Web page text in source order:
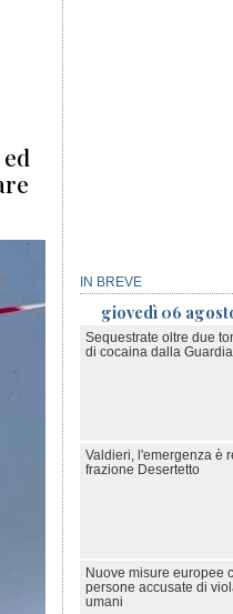
IN BREVE
giovedì 06
Sequestrate oltre due
di cocaina dalla
Valdieri, l'emergenza è
frazione Desertetto
Nuove misure europee
persone accusate di
umani